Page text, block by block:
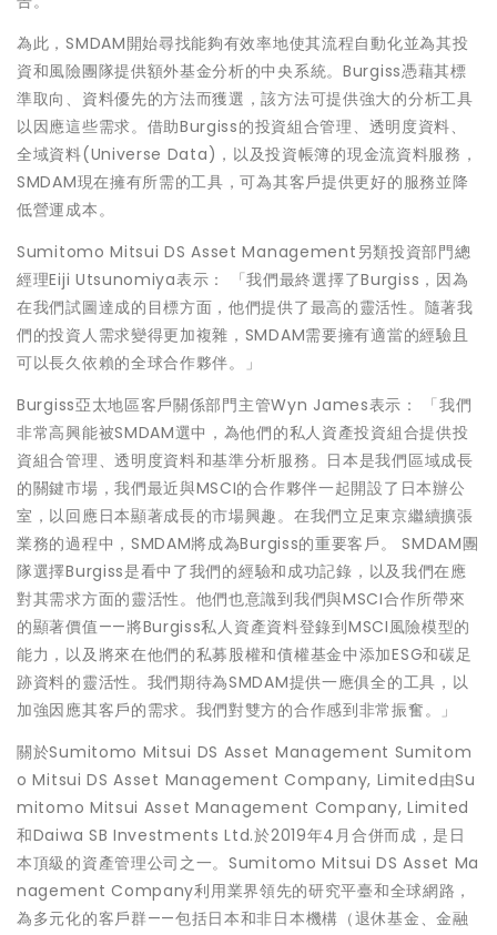
為此，SMDAM開始尋找能夠有效率地使其流程自動化並為其投
資和風險團隊提供額外基金分析的中央系統。Burgiss憑藉其標
準取向、資料優先的方法而獲選，該方法可提供強大的分析工具
以因應這些需求。借助Burgiss的投資組合管理、透明度資料、
全域資料(Universe Data)，以及投資帳簿的現金流資料服務，
SMDAM現在擁有所需的工具，可為其客戶提供更好的服務並降
低營運成本。
Sumitomo Mitsui DS Asset Management另類投資部門總
經理Eiji Utsunomiya表示： 「我們最終選擇了Burgiss，因為
在我們試圖達成的目標方面，他們提供了最高的靈活性。隨著我
們的投資人需求變得更加複雜，SMDAM需要擁有適當的經驗且
可以長久依賴的全球合作夥伴。」
Burgiss亞太地區客戶關係部門主管Wyn James表示： 「我們
非常高興能被SMDAM選中，為他們的私人資產投資組合提供投
資組合管理、透明度資料和基準分析服務。日本是我們區域成長
的關鍵市場，我們最近與MSCI的合作夥伴一起開設了日本辦公
室，以回應日本顯著成長的市場興趣。在我們立足東京繼續擴張
業務的過程中，SMDAM將成為Burgiss的重要客戶。 SMDAM團
隊選擇Burgiss是看中了我們的經驗和成功記錄，以及我們在應
對其需求方面的靈活性。他們也意識到我們與MSCI合作所帶來
的顯著價值——將Burgiss私人資產資料登錄到MSCI風險模型的
能力，以及將來在他們的私募股權和債權基金中添加ESG和碳足
跡資料的靈活性。我們期待為SMDAM提供一應俱全的工具，以
加強因應其客戶的需求。我們對雙方的合作感到非常振奮。」
關於Sumitomo Mitsui DS Asset Management Sumitom
o Mitsui DS Asset Management Company, Limited由Su
mitomo Mitsui Asset Management Company, Limited
和Daiwa SB Investments Ltd.於2019年4月合併而成，是日
本頂級的資產管理公司之一。Sumitomo Mitsui DS Asset Ma
nagement Company利用業界領先的研究平臺和全球網路，
為多元化的客戶群——包括日本和非日本機構（退休基金、金融